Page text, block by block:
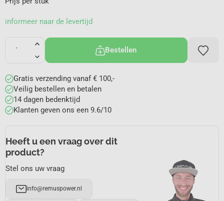
informeer naar de levertijd
Bestellen
Gratis verzending vanaf € 100,-
Veilig bestellen en betalen
14 dagen bedenktijd
Klanten geven ons een 9.6/10
Heeft u een vraag over dit
product?
Stel ons uw vraag
info@remuspower.nl